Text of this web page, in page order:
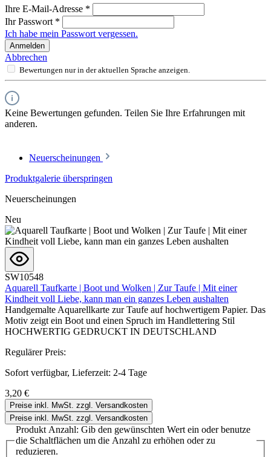
Ihre E-Mail-Adresse *
Ihr Passwort *
Ich habe mein Passwort vergessen.
Anmelden
Abbrechen
Bewertungen nur in der aktuellen Sprache anzeigen.
Keine Bewertungen gefunden. Teilen Sie Ihre Erfahrungen mit
anderen.
Neuerscheinungen
Produktgalerie überspringen
Neuerscheinungen
Neu
SW10548
Aquarell Taufkarte | Boot und Wolken | Zur Taufe | Mit einer
Kindheit voll Liebe, kann man ein ganzes Leben aushalten
Handgemalte Aquarellkarte zur Taufe auf hochwertigem Papier. Das
Motiv zeigt ein Boot und einen Spruch im Handlettering Stil
HOCHWERTIG GEDRUCKT IN DEUTSCHLAND
Regulärer Preis:
Sofort verfügbar, Lieferzeit: 2-4 Tage
3,20 €
Preise inkl. MwSt. zzgl. Versandkosten
Preise inkl. MwSt. zzgl. Versandkosten
Produkt Anzahl: Gib den gewünschten Wert ein oder benutze
die Schaltflächen um die Anzahl zu erhöhen oder zu
reduzieren.